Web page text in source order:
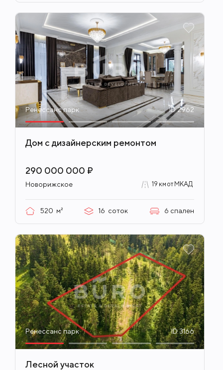
Ренессанс парк ID 2962
Дом с дизайнерским ремонтом
290 000 000 ₽
Новорижское 19 км от МКАД
520 м² 16 соток 6 спален
Ренессанс парк ID 3166
Лесной участок